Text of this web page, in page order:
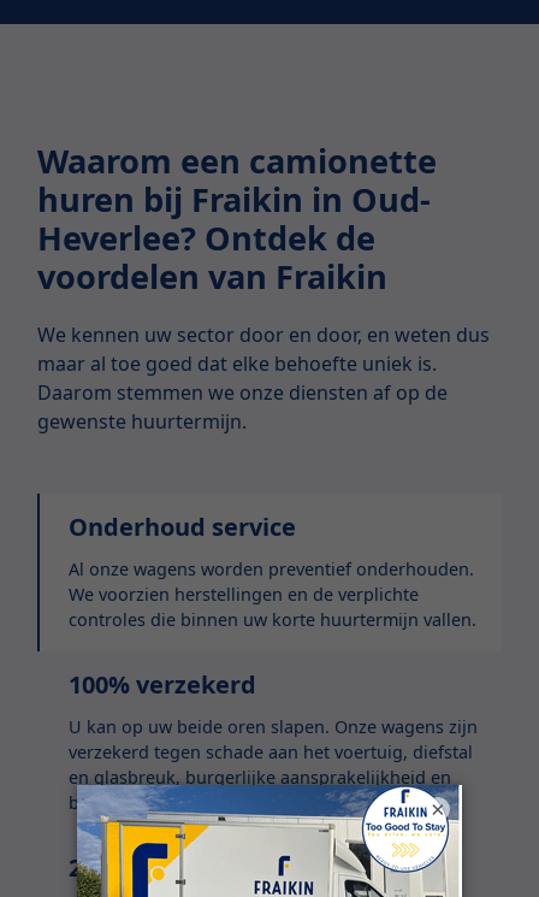
Waarom een camionette
huren bij Fraikin in Oud-
Heverlee? Ontdek de
voordelen van Fraikin
We kennen uw sector door en door, en weten dus
maar al toe goed dat elke behoefte uniek is.
Daarom stemmen we onze diensten af op de
gewenste huurtermijn.
Onderhoud service
Al onze wagens worden preventief onderhouden.
We voorzien herstellingen en de verplichte
controles die binnen uw korte huurtermijn vallen.
100% verzekerd
U kan op uw beide oren slapen. Onze wagens zijn
verzekerd tegen schade aan het voertuig, diefstal
en glasbreuk, burgerlijke aansprakelijkheid en
brand.
24/7 assistentie
×